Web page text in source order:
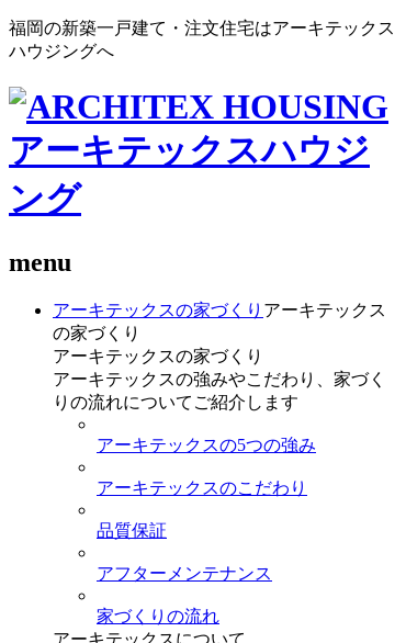
福岡の新築一戸建て・注文住宅はアーキテックス
ハウジングへ
menu
アーキテックスの家づくり アーキテックス
の家づくり
アーキテックスの家づくり
アーキテックスの強みやこだわり、家づく
りの流れについてご紹介します
アーキテックスの5つの強み
アーキテックスのこだわり
品質保証
アフターメンテナンス
家づくりの流れ
アーキテックスについて